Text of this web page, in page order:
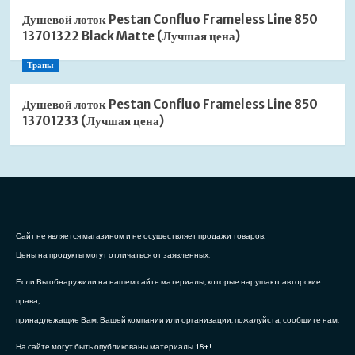
Душевой лоток Pestan Confluo Frameless Line 850
13701322 Black Matte (Лучшая цена)
Трапы
Душевой лоток Pestan Confluo Frameless Line 850
13701233 (Лучшая цена)
Сайт не является магазином и не осуществляет продажи товаров.
Цены на продукты могут отличаться от заявленных.
Если Вы обнаружили на нашем сайте материалы, которые нарушают авторские
права,
принадлежащие Вам, Вашей компании или организации, пожалуйста, сообщите нам.
На сайте могут быть опубликованы материалы 18+!